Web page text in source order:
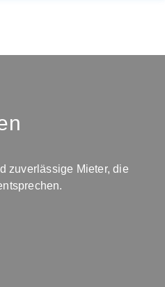
zuverlässige Mieter, die